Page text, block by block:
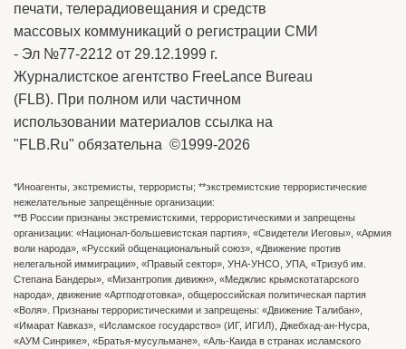
печати, телерадиовещания и средств
массовых коммуникаций о регистрации СМИ
- Эл №77-2212 от 29.12.1999 г.
Журналистское агентство FreeLance Bureau
(FLB). При полном или частичном
использовании материалов ссылка на
"FLB.Ru" обязательна ©1999-2026
*Иноагенты, экстремисты, террористы; **экстремистские террористические
нежелательные запрещённые организации:
**В России признаны экстремистскими, террористическими и запрещены
организации: «Национал-большевистская партия», «Свидетели Иеговы», «Армия
воли народа», «Русский общенациональный союз», «Движение против
нелегальной иммиграции», «Правый сектор», УНА-УНСО, УПА, «Тризуб им.
Степана Бандеры», «Мизантропик дивижн», «Меджлис крымскотатарского
народа», движение «Артподготовка», общероссийская политическая партия
«Воля». Признаны террористическими и запрещены: «Движение Талибан»,
«Имарат Кавказ», «Исламское государство» (ИГ, ИГИЛ), Джебхад-ан-Нусра,
«АУМ Синрике», «Братья-мусульмане», «Аль-Каида в странах исламского